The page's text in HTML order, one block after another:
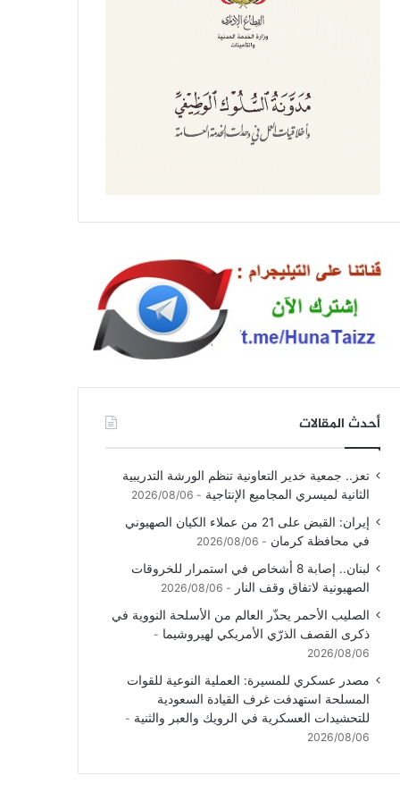
أحدث المقالات
تعز.. جمعية خدير التعاونية تنظم الورشة التدريبية
الثانية لميسري المجاميع الإنتاجية
2026/08/06
إيران: القبض على 21 من عملاء الكيان الصهيوني
في محافظة كرمان
2026/08/06
لبنان.. إصابة 8 أشخاص في استمرار للخروقات
الصهيونية لاتفاق وقف النار
2026/08/06
الصليب الأحمر يحذّر العالم من الأسلحة النووية في
ذكرى القصف الذرّي الأمريكي لهيروشيما
2026/08/06
مصدر عسكري للمسيرة: العملية النوعية للقوات
المسلحة استهدفت غرف القيادة السعودية
للتحشيدات العسكرية في الرويك والعبر والثنية
2026/08/06